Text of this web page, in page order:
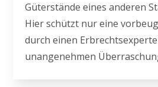
Güterstände eines anderen
Hier schützt nur eine
durch einen
unangenehmen